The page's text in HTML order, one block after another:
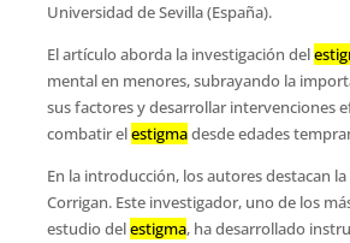
Universidad de Sevilla (España).
El artículo aborda la investigación del
mental en menores, subrayando la
sus factores y desarrollar intervenciones
combatir elestigmadesde edades
En la introducción, los autores destacan
Corrigan. Este investigador, uno de los
estudio delestigma, ha desarrollado